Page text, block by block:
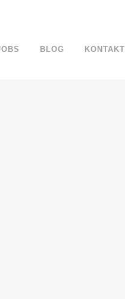
BLOG KONTAKT